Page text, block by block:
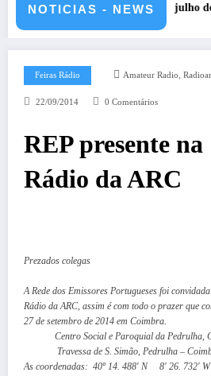
NOTICIAS - NEWS
HF da IARU – 11 e 12 de julho de 2026 –
Feiras Rádio Amateur Radio,
22/09/2014 0 Comentários
REP presente na
Rádio da ARC
Prezados colegas
A Rede dos Emissores Portugueses foi
Rádio da ARC, assim é com todo o prazer que
27 de setembro de 2014 em Coimbra.
Centro Social e Paroquial da Pedrulha,
Travessa de S. Simão, Pedrulha –
As coordenadas: 40º 14. 488′ N 8′ 26. 732′ W